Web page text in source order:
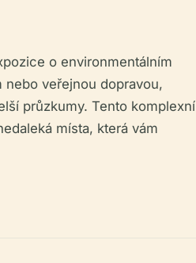
o environmentálním
nebo veřejnou dopravou,
průzkumy. Tento komplexní
místa, která vám